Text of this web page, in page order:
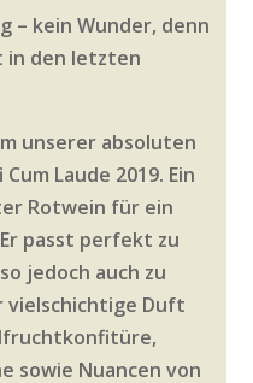
– kein Wunder, denn
in den letzten
unserer absoluten
Laude 2019. Ein
Rotwein für ein
passt perfekt zu
jedoch auch zu
vielschichtige Duft
sowie Nuancen von